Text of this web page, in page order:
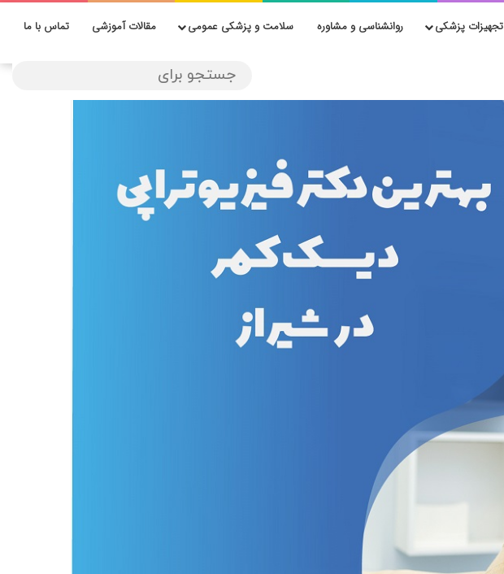
تجهیزات پزشکی روانشناسی و مشاوره سلامت و پزشکی عمومی مقالات آموزشی تماس با ما